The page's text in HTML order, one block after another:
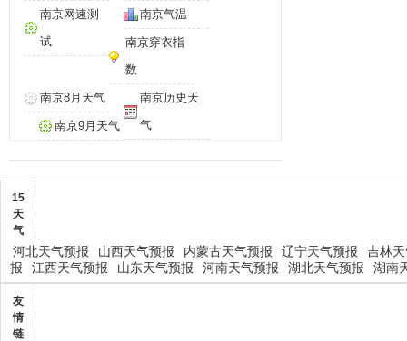
南京网速测
试
南京气温
南京穿衣指
数
南京历史天
气
南京8月天气
南京9月天气
15
天
气
河北天气预报 山西天气预报 内蒙古天气预报 辽宁天气预报
吉林
报
江西天气预报 山东天气预报 河南天气预报 湖北天气预报 湖南
友
情
链